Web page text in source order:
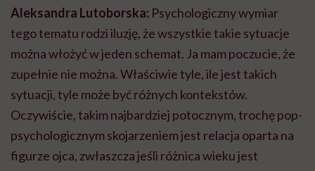
Aleksandra Lutoborska: Psychologiczny wymiar
tego tematu rodzi iluzję, że wszystkie takie sytuacje
można włożyć w jeden schemat. Ja mam poczucie, że
zupełnie nie można. Właściwie tyle, ile jest takich
sytuacji, tyle może być różnych kontekstów.
Oczywiście, takim najbardziej potocznym, trochę pop-
psychologicznym skojarzeniem jest relacja oparta na
figurze ojca, zwłaszcza jeśli różnica wieku jest